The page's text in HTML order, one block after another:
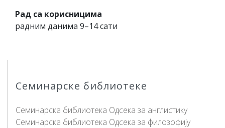
Семинарске библиотеке
Семинарска библиотека Одсека за англистику
Семинарска библиотека Одсека за филозофију
Рад са корисницима
радним данима 9–14 сати